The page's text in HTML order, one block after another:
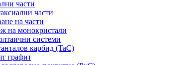
части
части
на части
на монокристали
системи
карбид (TaC)
графит